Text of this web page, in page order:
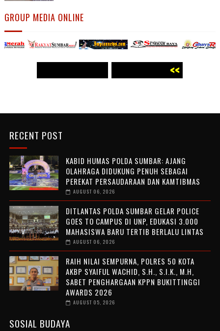
GROUP MEDIA ONLINE
WWW.PANJI POST.COM
RECENT POST
KABID HUMAS POLDA SUMBAR: AJANG
OLAHRAGA DIDUKUNG PENUH SEBAGAI
PEREKAT PERSAUDARAAN DAN KAMTIBMAS
AUGUST 06, 2026
DITLANTAS POLDA SUMBAR GELAR POLICE
GOES TO CAMPUS DI UNP, EDUKASI 3.000
MAHASISWA BARU TERTIB BERLALU LINTAS
AUGUST 06, 2026
RAIH NILAI SEMPURNA, POLRES 50 KOTA
AKBP SYAIFUL WACHID, S.H., S.I.K., M.H,
SABET PENGHARGAAN KPPN BUKITTINGGI
AWARDS 2026
AUGUST 05, 2026
SOSIAL BUDAYA